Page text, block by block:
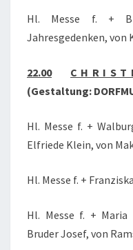
Hl. Messe f. +
Jahresgedenken, von
22.00 C H R I S T
(Gestaltung:
Hl. Messe f. +
Elfriede Klein, von
Hl. Messe f. +
Hl. Messe f. + Maria
Bruder Josef, von